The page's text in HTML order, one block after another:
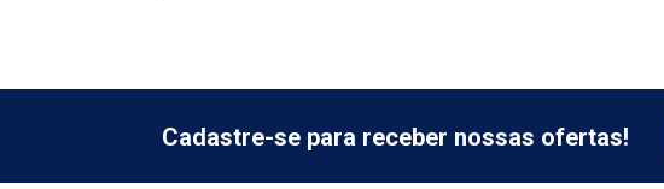
Cadastre-se para receber nossas ofertas!